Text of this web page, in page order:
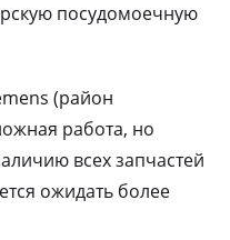
посудомоечную
(район
работа, но
всех запчастей
ожидать более